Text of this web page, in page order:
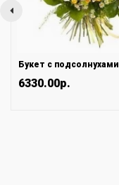
Букет с подсолнухами
6330.00р.